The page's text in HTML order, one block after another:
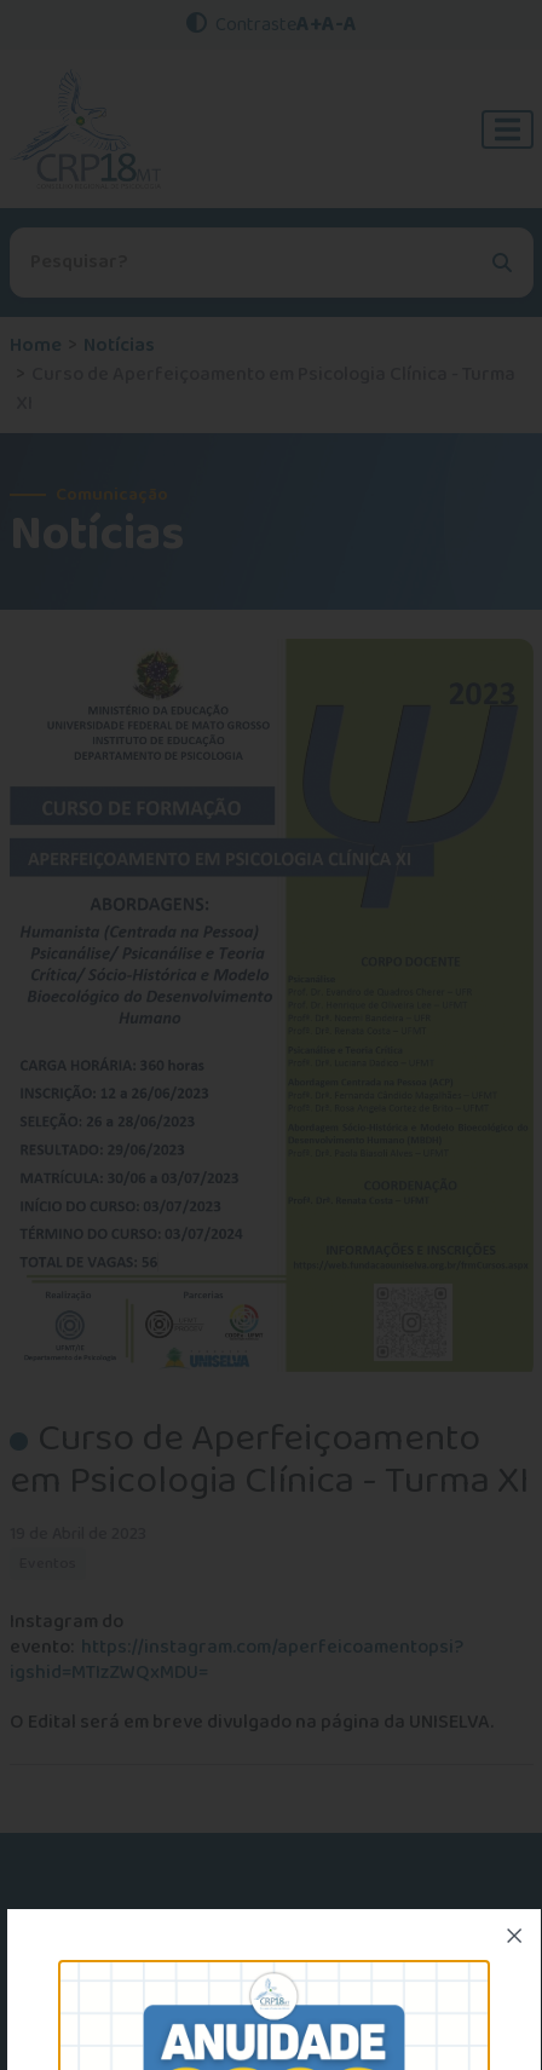
Procurar no site
Home
Notícias
Curso de Aperfeiçoamento
em Psicologia Clínica - Turma XI
Instagram do
evento: https://instagram.com/aperfeicoamentopsi?
igshid=MTIzZWQxMDU=
O Edital será em breve divulgado na página da UNISELVA.